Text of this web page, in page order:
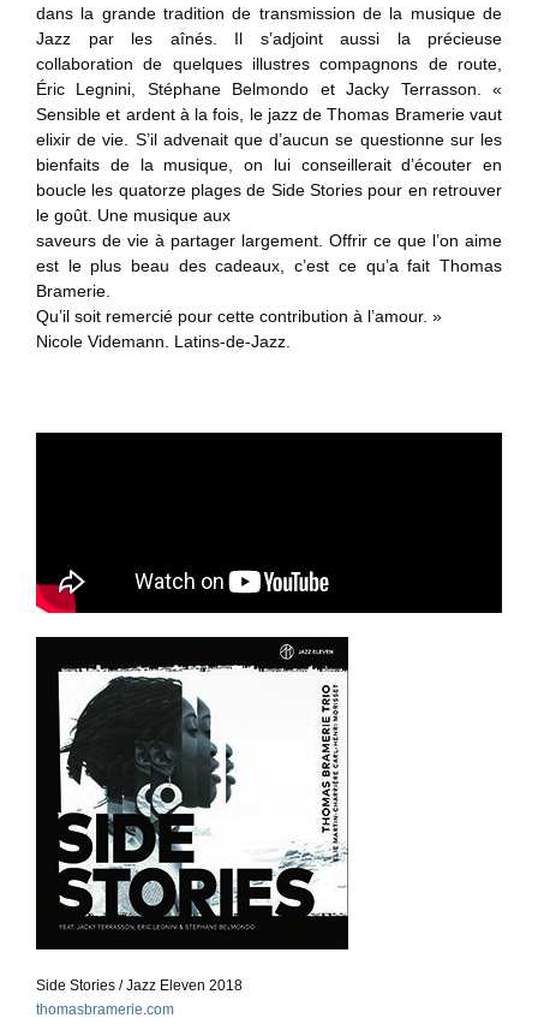
dans la grande tradition de transmission de la musique de
Jazz par les aînés. Il s’adjoint aussi la précieuse
collaboration de quelques illustres compagnons de route,
Éric Legnini, Stéphane Belmondo et Jacky Terrasson. «
Sensible et ardent à la fois, le jazz de Thomas Bramerie vaut
elixir de vie. S’il advenait que d’aucun se questionne sur les
bienfaits de la musique, on lui conseillerait d’écouter en
boucle les quatorze plages de Side Stories pour en retrouver
le goût. Une musique aux
saveurs de vie à partager largement. Offrir ce que l’on aime
est le plus beau des cadeaux, c’est ce qu’a fait Thomas
Bramerie.
Qu’il soit remercié pour cette contribution à l’amour. »
Nicole Videmann. Latins-de-Jazz.
Side Stories / Jazz Eleven 2018
thomasbramerie.com